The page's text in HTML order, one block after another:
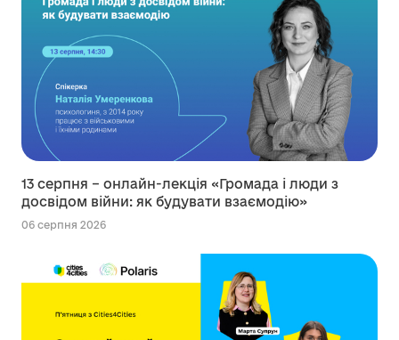
13 серпня – онлайн-лекція «Громада і люди з
досвідом війни: як будувати взаємодію»
06 серпня 2026